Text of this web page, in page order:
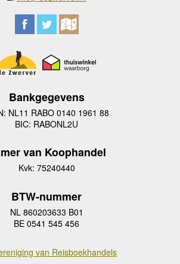
Bankgegevens
NL11 RABO 0140 1961 88
BIC: RABONL2U
van Koophandel
Kvk: 75240440
BTW-nummer
NL 860203633 B01
BE 0541 545 456
van Reisboekhandels